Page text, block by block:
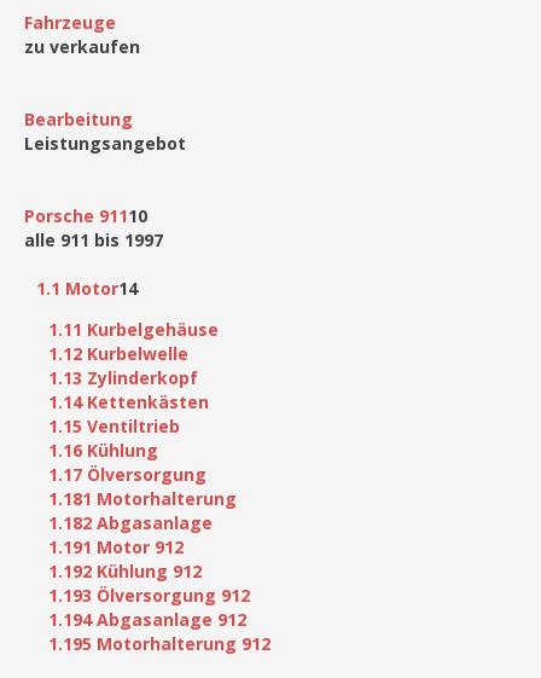
Fahrzeuge
zu verkaufen
Bearbeitung
Leistungsangebot
Porsche 91110
alle 911 bis 1997
1.1 Motor14
1.11 Kurbelgehäuse
1.12 Kurbelwelle
1.13 Zylinderkopf
1.14 Kettenkästen
1.15 Ventiltrieb
1.16 Kühlung
1.17 Ölversorgung
1.181 Motorhalterung
1.182 Abgasanlage
1.191 Motor 912
1.192 Kühlung 912
1.193 Ölversorgung 912
1.194 Abgasanlage 912
1.195 Motorhalterung 912